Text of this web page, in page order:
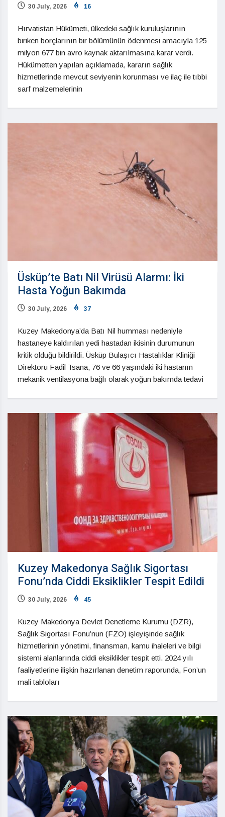
30 July, 2026 16
Hırvatistan Hükümeti, ülkedeki sağlık kuruluşlarının
biriken borçlarının bir bölümünün ödenmesi amacıyla 125
milyon 677 bin avro kaynak aktarılmasına karar verdi.
Hükümetten yapılan açıklamada, kararın sağlık
hizmetlerinde mevcut seviyenin korunması ve ilaç ile tıbbi
sarf malzemelerinin
Üsküp’te Batı Nil Virüsü Alarmı: İki
Hasta Yoğun Bakımda
30 July, 2026 37
Kuzey Makedonya’da Batı Nil humması nedeniyle
hastaneye kaldırılan yedi hastadan ikisinin durumunun
kritik olduğu bildirildi. Üsküp Bulaşıcı Hastalıklar Kliniği
Direktörü Fadil Tsana, 76 ve 66 yaşındaki iki hastanın
mekanik ventilasyona bağlı olarak yoğun bakımda tedavi
Kuzey Makedonya Sağlık Sigortası
Fonu’nda Ciddi Eksiklikler Tespit Edildi
30 July, 2026 45
Kuzey Makedonya Devlet Denetleme Kurumu (DZR),
Sağlık Sigortası Fonu’nun (FZO) işleyişinde sağlık
hizmetlerinin yönetimi, finansman, kamu ihaleleri ve bilgi
sistemi alanlarında ciddi eksiklikler tespit etti. 2024 yılı
faaliyetlerine ilişkin hazırlanan denetim raporunda, Fon’un
mali tabloları